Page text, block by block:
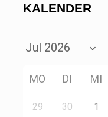
KALENDER
MO DI MI
29 30 1